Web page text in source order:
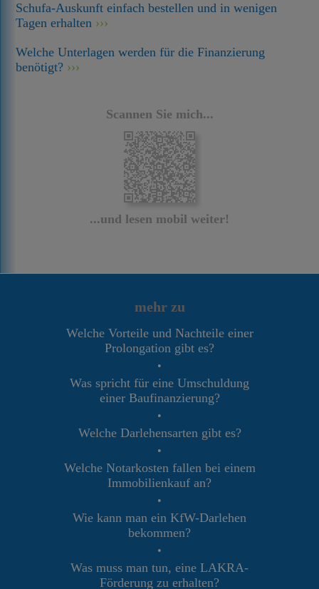
Schufa-Auskunft einfach bestellen und in wenigen
Tagen erhalten
Welche Unterlagen werden für die Finanzierung
benötigt?
Scannen Sie mich...
...und lesen mobil weiter!
mehr zu
Welche Vorteile und Nachteile einer
Prolongation gibt es?
•
Was spricht für eine Umschuldung
einer Baufinanzierung?
•
Welche Darlehensarten gibt es?
•
Welche Notarkosten fallen bei einem
Immobilienkauf an?
•
Wie kann man ein KfW-Darlehen
bekommen?
•
Was muss man tun, eine LAKRA-
Förderung zu erhalten?